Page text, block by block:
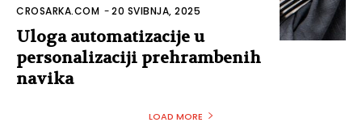
CROSARKA.COM -20 SVIBNJA, 2025
Uloga automatizacije u
personalizaciji prehrambenih
navika
LOAD MORE